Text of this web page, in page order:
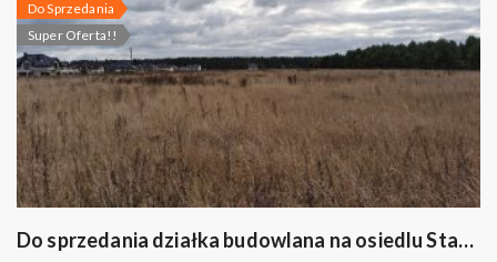
Do Sprzedania
Super Oferta!!
Do sprzedania działka budowlana na osiedlu Staniszewskiego w Suwałkach.